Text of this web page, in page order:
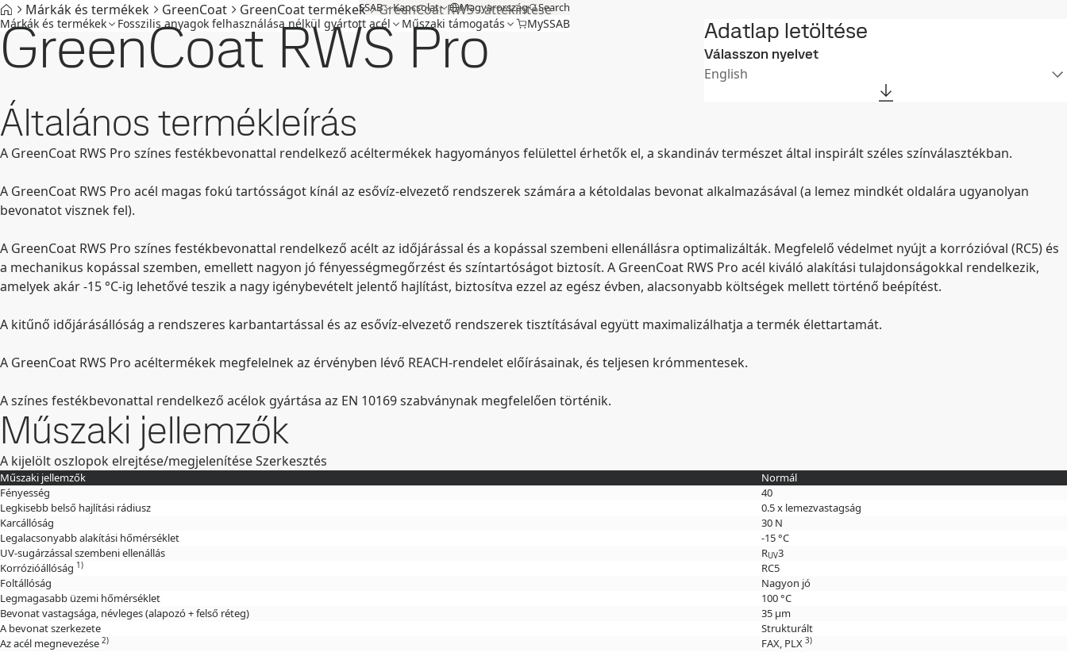
SSAB Kapcsolat Magyarország Search
Márkák és termékek Fosszilis anyagok felhasználása nélkül gyártott acél Műszaki támogatás MySSAB
Márkák és termékek GreenCoat GreenCoat termékek GreenCoat RWS - áttekintése
GreenCoat RWS Pro Adatlap letöltése
Válasszon nyelvet
English
Általános termékleírás
A GreenCoat RWS Pro színes festékbevonattal rendelkező acéltermékek hagyományos felülettel érhetők el, a skandináv természet által inspirált széles színválasztékban.
A GreenCoat RWS Pro acél magas fokú tartósságot kínál az esővíz-elvezető rendszerek számára a kétoldalas bevonat alkalmazásával (a lemez mindkét oldalára ugyanolyan
bevonatot visznek fel).
A GreenCoat RWS Pro színes festékbevonattal rendelkező acélt az időjárással és a kopással szembeni ellenállásra optimalizálták. Megfelelő védelmet nyújt a korrózióval (RC5) és
a mechanikus kopással szemben, emellett nagyon jó fényességmegőrzést és színtartóságot biztosít. A GreenCoat RWS Pro acél kiváló alakítási tulajdonságokkal rendelkezik,
amelyek akár -15 °C-ig lehetővé teszik a nagy igénybevételt jelentő hajlítást, biztosítva ezzel az egész évben, alacsonyabb költségek mellett történő beépítést.
A kitűnő időjárásállóság a rendszeres karbantartással és az esővíz-elvezető rendszerek tisztításával együtt maximalizálhatja a termék élettartamát.
A GreenCoat RWS Pro acéltermékek megfelelnek az érvényben lévő REACH-rendelet előírásainak, és teljesen krómmentesek.
A színes festékbevonattal rendelkező acélok gyártása az EN 10169 szabványnak megfelelően történik.
Műszaki jellemzők
A kijelölt oszlopok elrejtése/megjelenítéseSzerkesztés
Műszaki jellemzők
Normál
Fényesség
40
Legkisebb belső hajlítási rádiusz
0.5 x lemezvastagság
Karcállóság
30 N
Legalacsonyabb alakítási hőmérséklet
-15 °C
UV-sugárzással szembeni ellenállás
RUV3
Korrózióállóság 1)
RC5
Foltállóság
Nagyon jó
Legmagasabb üzemi hőmérséklet
100 °C
Bevonat vastagsága, névleges (alapozó + felső réteg)
35 µm
A bevonat szerkezete
Strukturált
Az acél megnevezése 2) FAX, PLX 3)